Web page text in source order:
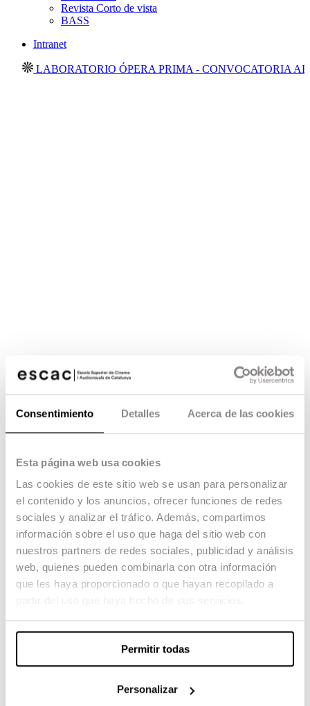
Consentimiento Detalles Acerca de las cookies
Esta página web usa cookies
Las cookies de este sitio web se usan para personalizar
el contenido y los anuncios, ofrecer funciones de redes
sociales y analizar el tráfico. Además, compartimos
información sobre el uso que haga del sitio web con
nuestros partners de redes sociales, publicidad y análisis
web, quienes pueden combinarla con otra información
que les haya proporcionado o que hayan recopilado a
Permitir todas
Personalizar
Revista Corto de vista
BASS
Intranet
LABORATORIO ÓPERA PRIMA - CONVOCATORIA
A land imagined
04.02.23 -
Dirección de Producción: Fran Borgia